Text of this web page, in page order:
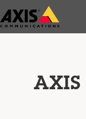
Saltar
al
AXIS